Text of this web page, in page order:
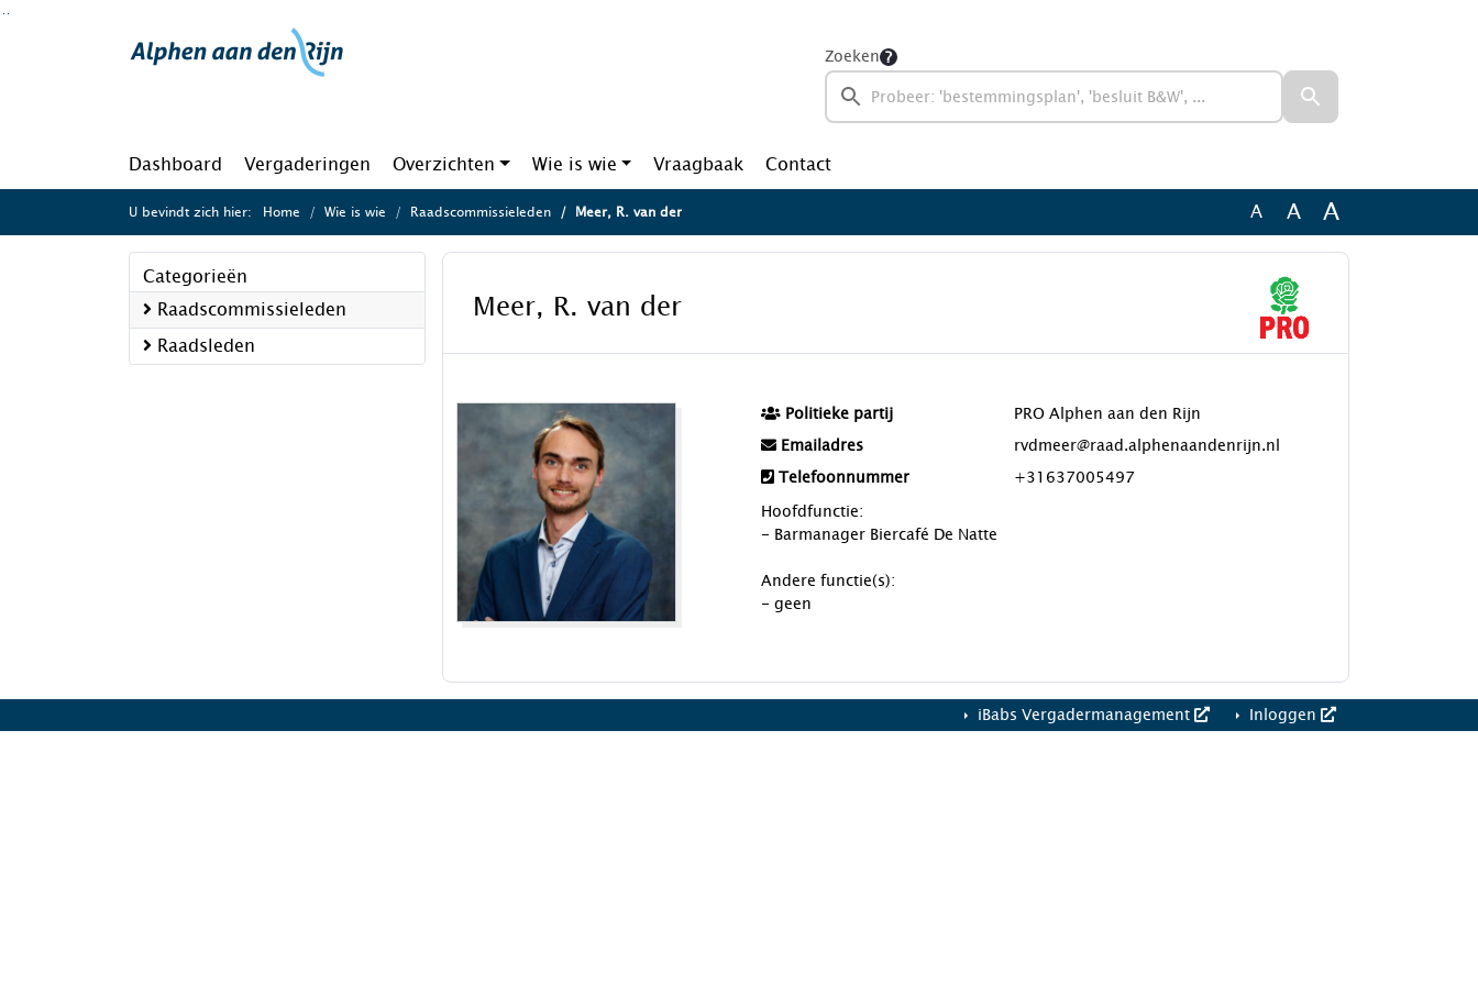
Ga naar de inhoud van deze pagina
Zoeken
Dashboard Vergaderingen Overzichten Wie is wie Vraagbaak Contact
U bevindt zich hier: Home Wie is wie Raadscommissieleden Meer, R. van der A A A
Categorieën
Raadscommissieleden
Raadsleden
Meer, R. van der
Politieke partij
PRO Alphen aan den Rijn
Emailadres
rvdmeer@raad.alphenaandenrijn.nl
Telefoonnummer
+31637005497
Hoofdfunctie:
- Barmanager Biercafé De Natte
Andere functie(s):
- geen
iBabs Vergadermanagement Inloggen